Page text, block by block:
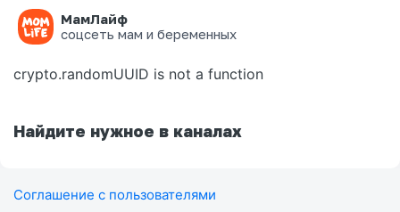
МамЛайф
соцсеть мам и беременных
Ошибка на странице
crypto.randomUUID is not a function
Найдите нужное в каналах
Соглашение с пользователями